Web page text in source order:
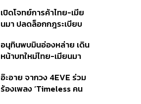
ดีไซเนอร์ระดับตำนานของ
ประเทศไทย
เปิดโจทย์การค้าไทย-เมีย
นมา ปลดล็อกกฎระเบียบ
มั่นนักลงทุน ทำอย่างไร?
อนุทินพบมินอ่องหล่าย เดิน
หน้าบทใหม่ไทย-เมียนมา
การค้า-การลงทุน
อ๊ะอาย จากวง 4EVE ร่วม
ร้องเพลง ‘Timeless คน